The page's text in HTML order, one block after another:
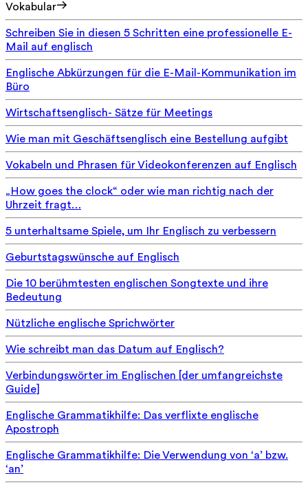
Vokabular
Schreiben Sie in diesen 5 Schritten eine professionelle E-
Mail auf englisch
Englische Abkürzungen für die E-Mail-Kommunikation im
Büro
Wirtschaftsenglisch- Sätze für Meetings
Wie man mit Geschäftsenglisch eine Bestellung aufgibt
Vokabeln und Phrasen für Videokonferenzen auf Englisch
„How goes the clock“ oder wie man richtig nach der
Uhrzeit fragt…
5 unterhaltsame Spiele, um Ihr Englisch zu verbessern
Geburtstagswünsche auf Englisch
Die 10 berühmtesten englischen Songtexte und ihre
Bedeutung
Nützliche englische Sprichwörter
Wie schreibt man das Datum auf Englisch?
Verbindungswörter im Englischen [der umfangreichste
Guide]
Englische Grammatikhilfe: Das verflixte englische
Apostroph
Englische Grammatikhilfe: Die Verwendung von ‘a’ bzw.
‘an’